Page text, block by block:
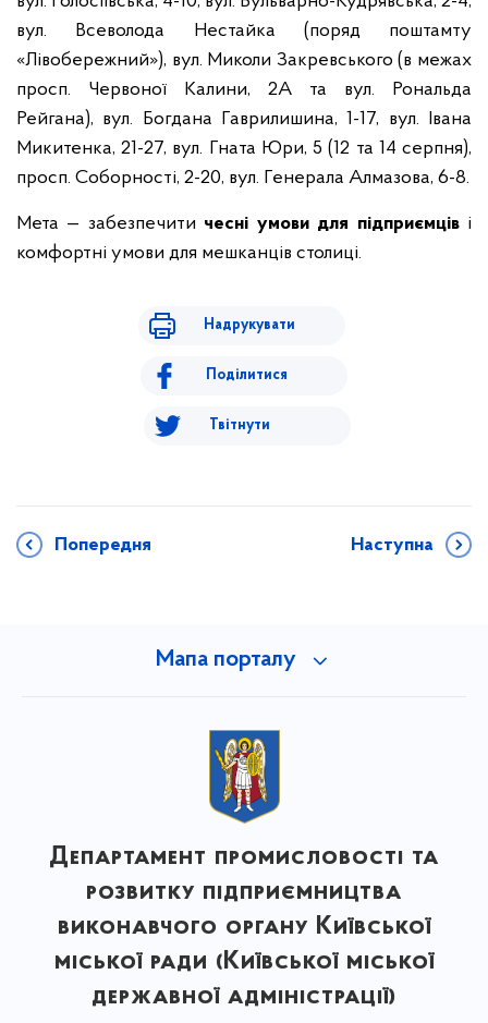
вул. Всеволода Нестайка (поряд поштамту
«Лівобережний»), вул. Миколи Закревського (в межах
просп. Червоної Калини, 2А та вул. Рональда
Рейгана), вул. Богдана Гаврилишина, 1-17, вул. Івана
Микитенка, 21-27, вул. Гната Юри, 5 (12 та 14 серпня),
просп. Соборності, 2-20, вул. Генерала Алмазова, 6-8.
Мета — забезпечити чесні умови для підприємціві
комфортні умови для мешканців столиці.
Надрукувати
Поділитися
Твітнути
Попередня Наступна
Мапа порталу
Департамент промисловості та
розвитку підприємництва
виконавчого органу Київської
міської ради (Київської міської
державної адміністрації)